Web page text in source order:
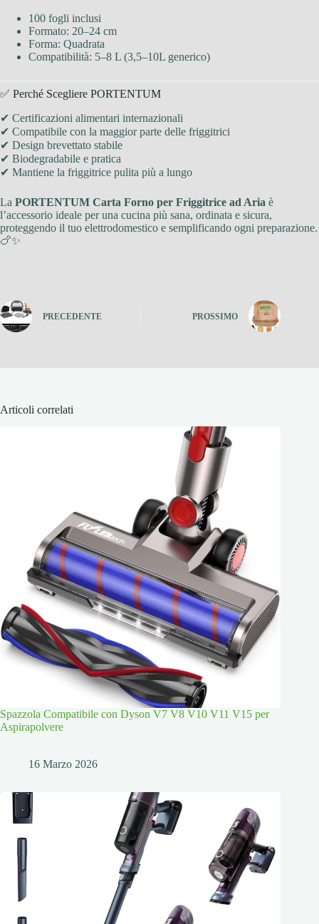
100 fogli inclusi
Formato: 20–24 cm
Forma: Quadrata
Compatibilità: 5–8 L (3,5–10L generico)
✅ Perché Scegliere PORTENTUM
✔ Certificazioni alimentari internazionali
✔ Compatibile con la maggior parte delle friggitrici
✔ Design brevettato stabile
✔ Biodegradabile e pratica
✔ Mantiene la friggitrice pulita più a lungo
La PORTENTUM Carta Forno per Friggitrice ad Aria è
l’accessorio ideale per una cucina più sana, ordinata e sicura,
proteggendo il tuo elettrodomestico e semplificando ogni preparazione.
🍗✨
PRECEDENTE PROSSIMO
Articoli correlati
Spazzola Compatibile con Dyson V7 V8 V10 V11 V15 per
Aspirapolvere
16 Marzo 2026